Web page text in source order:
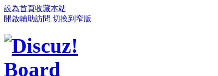
設為首頁收藏本站
開啟輔助訪問 切換到窄版